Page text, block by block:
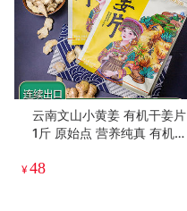
云南文山小黄姜 有机干姜片
1斤 原始点 营养纯真 有机姜
¥48